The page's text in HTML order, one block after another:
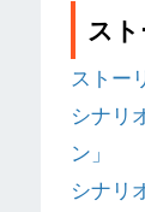
ス
ストー
シナリ
ン」
シナリ